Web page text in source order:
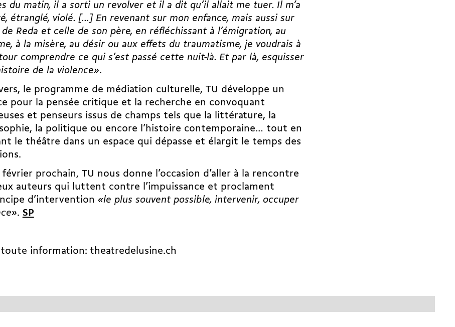
du matin, il a sorti un revolver et il a dit qu’il allait me tuer. Il m’a
étranglé, violé. […] En revenant sur mon enfance, mais aussi sur
Reda et celle de son père, en réfléchissant à l’émigration, au
à la misère, au désir ou aux effets du traumatisme, je voudrais à
comprendre ce qui s’est passé cette nuit-là. Et par là, esquisser
de la violence».
le programme de médiation culturelle, TU développe un
pour la pensée critique et la recherche en convoquant
et penseurs issus de champs tels que la littérature, la
la politique ou encore l’histoire contemporaine… tout en
le théâtre dans un espace qui dépasse et élargit le temps des
février prochain, TU nous donne l’occasion d’aller à la rencontre
auteurs qui luttent contre l’impuissance et proclament
d’intervention «le plus souvent possible, intervenir, occuper
. SP
toute information: theatredelusine.ch